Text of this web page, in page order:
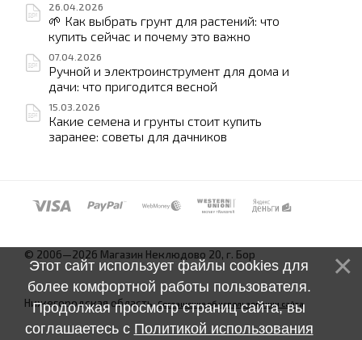
26.04.2026
🌱 Как выбрать грунт для растений: что
купить сейчас и почему это важно
07.04.2026
Ручной и электроинструмент для дома и
дачи: что пригодится весной
15.03.2026
Какие семена и грунты стоит купить
заранее: советы для дачников
© 2006—2026 Магазин Неклюдово 20, г. Бор
Нижегородская область.Соглашение об использовании сайта
Этот сайт использует файлы cookies для
более комфортной работы пользователя.
Продолжая просмотр страниц сайта, вы
соглашаетесь с Политикой использования